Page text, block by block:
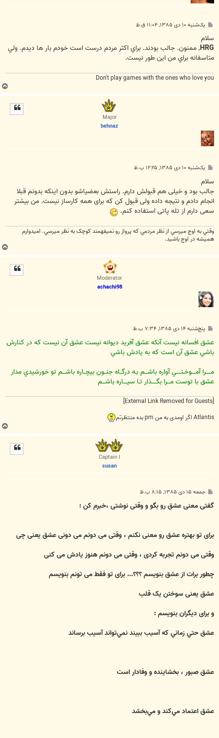
پ
ت
یک‌شنبه ۱۰ دی ۱۳۸۵, ۱۱:۰۴ ق.ظ
سلام
HRG, ممنون. جالب بودند. براي اکثر مردم درست است خودم بار ها ديدم. ولي
متاسفانه براي من اين طور نيست.
Don't play games with the ones who love you
ب
ا
Major
behnaz
پ
ت
یک‌شنبه ۱۰ دی ۱۳۸۵, ۱۲:۲۵ ب.ظ
سلام
جالب بود و خیلی هم قبولش دارم. راستش بعضیاشو بدون اینکه بدونم قبلا
انجام دادم و نتیجه داده ولی قبول کن که برای همه کارساز نیست. من بیشتر
سعی دارم از تله پاتی استفاده کنم.
وقتي به اوج ميرسي از نظر مردمي که پرواز رو نميفهمند کوچک به نظر ميرسي. اميدوارم
هميشه در اوج باشيد.
ب
ا
Moderator
achachi98
پ
ت
پنج‌شنبه ۱۴ دی ۱۳۸۵, ۷:۳۴ ب.ظ
عشق افسانه نيست آنکه عشق آفريد ديوانه نيست عشق آن نيست که در کنارش
باشي عشق آن است که به يادش باشي
مـــــرا آمــــوخـتــــي آواره باشـــم بـه درگــاه جنــون بيچــاره باشـــم تو خورشيدي مدار
عشق با توست مـــرا بگـــــذار تـا سيــــاره باشـــم
Atlantis اگر اومدی به من pm بده منتظرتم
ب
ا
Captain I
susan
پ
ت
جمعه ۱۵ دی ۱۳۸۵, ۸:۱۵ ب.ظ
گفتی معنی عشق رو بگو و وقتی نوشتی ،خبرم کن :
برای تو بهتره عشق رو معنی نکنم ، وقتی می دونم می دونی عشق یعنی چی
وقتی می دونم تجربه کردی ، وقتی می دونم هنوز یادش می کنی
چطور برات از عشق بنویسم ؟؟؟... برای تو فقط می تونم بنویسم
عشق یعنی سوختن یک قلب
و برای دیگران بنویسم :
عشق حتي زماني كه آسيب ببيند نمي‌تواند آسيب برساند
عشق صبور ، بخشاينده و وفادار است
عشق اعتماد مي‌كند و مي‌بخشد